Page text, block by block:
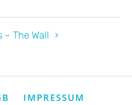
– The Wall
IMPRESSUM